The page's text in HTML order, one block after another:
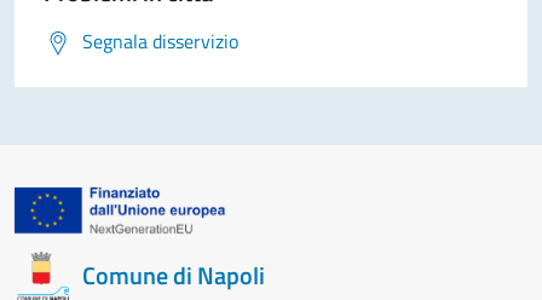
Segnala disservizio
Comune di Napoli